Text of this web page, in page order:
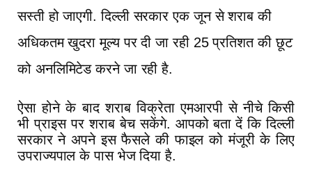
सस्ती हो जाएगी.दिल्ली सरकार एक जून से शराब की
अधिकतम खुदरा मूल्य पर दी जा रही25प्रतिशत की छूट
को अनलिमिटेड करने जा रही है.
ऐसा होने के बाद शराब विक्रेता एमआरपी से नीचे किसी
भी प्राइस पर शराब बेच सकेंगे. आपको बता दें कि दिल्ली
सरकार ने अपने इस फैसले की फाइल को मंजूरी के लिए
उपराज्यपाल के पास भेज दिया है.